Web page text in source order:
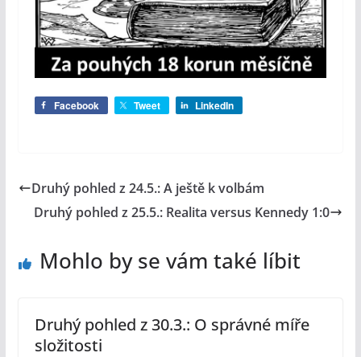
Facebook Tweet LinkedIn
Druhý pohled z 24.5.: A ještě k volbám
Druhý pohled z 25.5.: Realita versus Kennedy 1:0
Mohlo by se vám také líbit
Druhý pohled z 30.3.: O správné míře
složitosti